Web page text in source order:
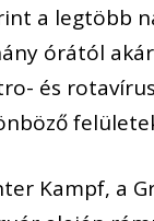
a legtöbb
órától
és
Kampf, a